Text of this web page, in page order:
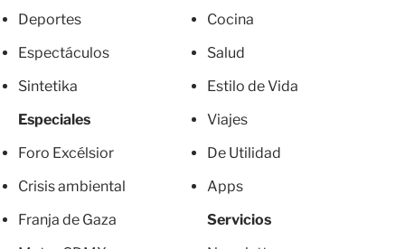
Deportes
Espectáculos
Sintetika
Especiales
Foro Excélsior
Crisis ambiental
Franja de Gaza
Cocina
Salud
Estilo de Vida
Viajes
De Utilidad
Apps
Servicios